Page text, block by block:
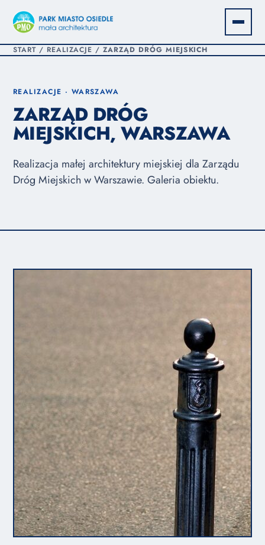
START/ REALIZACJE /ZARZĄD DRÓG MIEJSKICH
REALIZACJE · WARSZAWA
ZARZĄD DRÓG
MIEJSKICH, WARSZAWA
Realizacja małej architektury miejskiej dla Zarządu
Dróg Miejskich w Warszawie. Galeria obiektu.